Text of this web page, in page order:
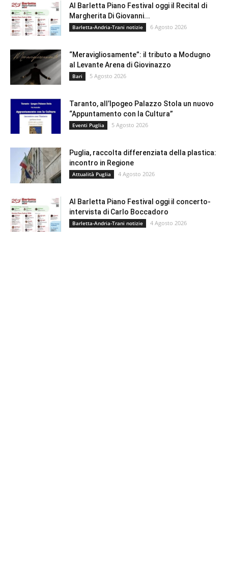
Al Barletta Piano Festival oggi il Recital di
Margherita Di Giovanni...
Barletta-Andria-Trani notizie 6 Agosto 2026
“Meravigliosamente”: il tributo a Modugno
al Levante Arena di Giovinazzo
Bari 5 Agosto 2026
Taranto, all’Ipogeo Palazzo Stola un nuovo
“Appuntamento con la Cultura”
Eventi Puglia 5 Agosto 2026
Puglia, raccolta differenziata della plastica:
incontro in Regione
Attualità Puglia 4 Agosto 2026
Al Barletta Piano Festival oggi il concerto-
intervista di Carlo Boccadoro
Barletta-Andria-Trani notizie 4 Agosto 2026